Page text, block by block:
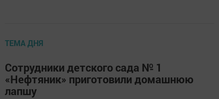
ТЕМА ДНЯ
Сотрудники детского сада № 1
«Нефтяник» приготовили домашнюю
лапшу